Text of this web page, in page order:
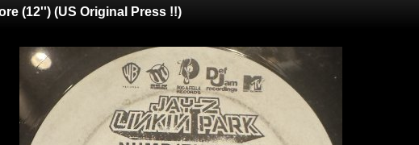
(12'') (US Original Press !!)